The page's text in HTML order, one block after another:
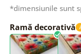
*dimensiunile sunt
Ramă decorativă i